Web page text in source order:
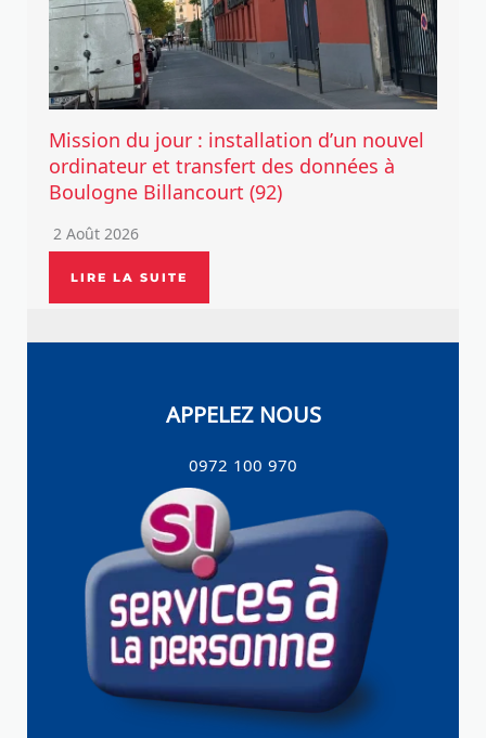
Mission du jour : installation d’un nouvel
ordinateur et transfert des données à
Boulogne Billancourt (92)
2 Août 2026
LIRE LA SUITE
APPELEZ NOUS
0972 100 970